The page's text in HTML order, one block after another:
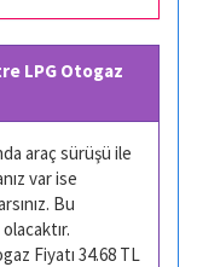
LPG Otogaz
araç sürüşü ile
var ise
Bu
olacaktır.
Fiyatı 34.68 TL